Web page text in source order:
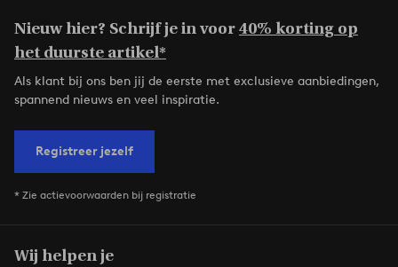
Nieuw hier? Schrijf je in voor40% korting op
het duurste artikel*
Als klant bij ons ben jij de eerste met exclusieve aanbiedingen,
spannend nieuws en veel inspiratie.
Registreer jezelf
* Zie actievoorwaarden bij registratie
Wij helpen je